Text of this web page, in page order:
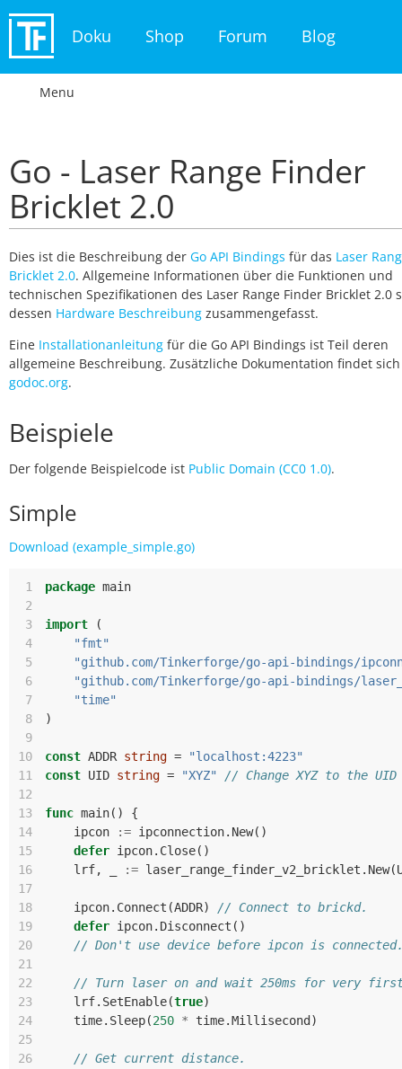
Doku Shop Forum Blog
Menu
Go - Laser Range Finder
Bricklet 2.0
Dies ist die Beschreibung der Go API Bindings für das Laser
Bricklet 2.0. Allgemeine Informationen über die Funktionen und
technischen Spezifikationen des Laser Range Finder Bricklet 2.0
dessen Hardware Beschreibung zusammengefasst.
Eine Installationanleitung für die Go API Bindings ist Teil deren
allgemeine Beschreibung. Zusätzliche Dokumentation findet
godoc.org.
Beispiele
Der folgende Beispielcode ist Public Domain (CC0 1.0).
Simple
Download (example_simple.go)
1 package main
2
3
import
(
4
"fmt"
5
"github.com/Tinkerforge/go-api-bindings/
6
"github.com/Tinkerforge/go-api-bindings/
7
"time"
8
)
9
10
const ADDR string =
"localhost:4223"
11
const UID string = "XYZ"
// Change XYZ to the
12
13
func main()
{
14
ipcon := ipconnection. New()
15
defer ipcon. Close()
16
lrf, := laser_range_finder_v2_bricklet . New(
17
18
ipcon. Connect (ADDR)
// Connect to brickd.
19
defer ipcon. Disconnect ()
20
// Don't use device before ipcon is
21
22
// Turn laser on and wait 250ms for very first
23
lrf. SetEnable(true)
24
time. Sleep(250 * time.Millisecond )
25
26
// Get current distance.